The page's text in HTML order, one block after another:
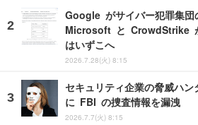
Google がサイバー犯罪集団
Microsoft と CrowdStrike
はいずこへ
2026.7.28(火) 8:15
セキュリティ企業の脅威ハン
に FBI の捜査情報を漏洩
2026.7.7(火) 8:15